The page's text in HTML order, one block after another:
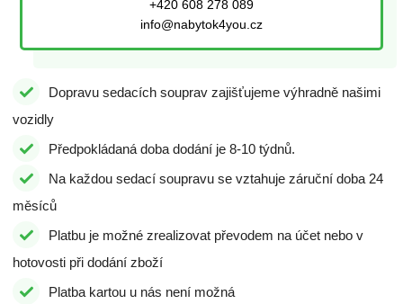
+420 608 278 089
info@nabytok4you.cz
Dopravu sedacích souprav zajišťujeme výhradně našimi
vozidly
Předpokládaná doba dodání je 8-10 týdnů.
Na každou sedací soupravu se vztahuje záruční doba 24
měsíců
Platbu je možné zrealizovat převodem na účet nebo v
hotovosti při dodání zboží
Platba kartou u nás není možná